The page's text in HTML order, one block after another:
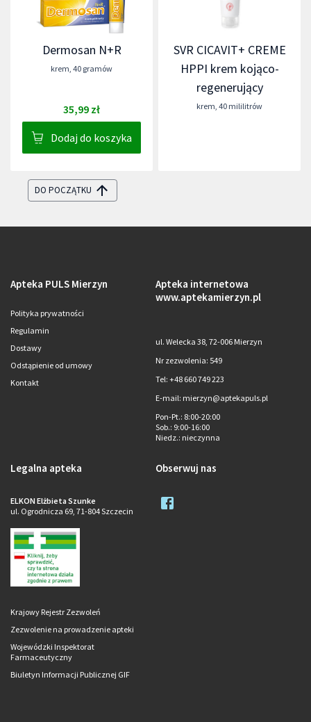
Dermosan N+R
krem, 40 gramów
35,99 zł
Dodaj do koszyka
SVR CICAVIT+ CREME
HPPI krem kojąco-
regenerujący
krem, 40 mililitrów
DO POCZĄTKU
Apteka PULS Mierzyn
Polityka prywatności
Regulamin
Dostawy
Odstąpienie od umowy
Kontakt
Apteka internetowa
www.aptekamierzyn.pl
ul. Welecka 38, 72-006 Mierzyn
Nr zezwolenia: 549
Tel: +48 660 749 223
E-mail: mierzyn@aptekapuls.pl
Pon-Pt.: 8:00-20:00
Sob.: 9:00-16:00
Niedz.: nieczynna
Legalna apteka
ELKON Elżbieta Szunke
ul. Ogrodnicza 69, 71-804 Szczecin
Krajowy Rejestr Zezwoleń
Zezwolenie na prowadzenie apteki
Wojewódzki Inspektorat
Farmaceutyczny
Biuletyn Informacji Publicznej GIF
Obserwuj nas